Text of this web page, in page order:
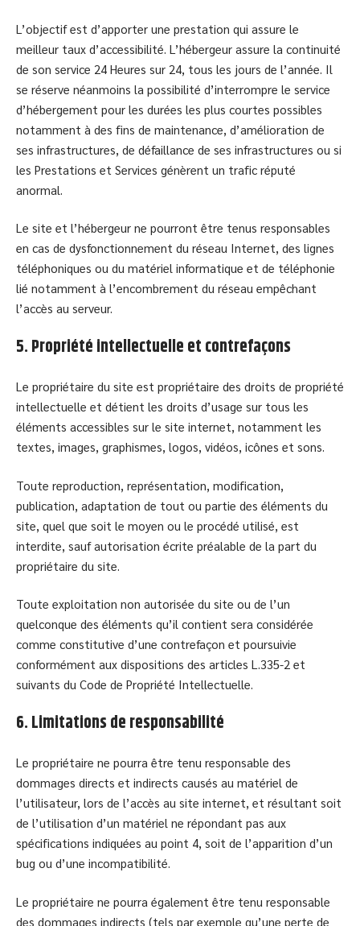
L’objectif est d’apporter une prestation qui assure le
meilleur taux d’accessibilité. L’hébergeur assure la continuité
de son service 24 Heures sur 24, tous les jours de l’année. Il
se réserve néanmoins la possibilité d’interrompre le service
d’hébergement pour les durées les plus courtes possibles
notamment à des fins de maintenance, d’amélioration de
ses infrastructures, de défaillance de ses infrastructures ou si
les Prestations et Services génèrent un trafic réputé
anormal.
Le site et l’hébergeur ne pourront être tenus responsables
en cas de dysfonctionnement du réseau Internet, des lignes
téléphoniques ou du matériel informatique et de téléphonie
lié notamment à l’encombrement du réseau empêchant
l’accès au serveur.
5. Propriété intellectuelle et contrefaçons
Le propriétaire du site est propriétaire des droits de propriété
intellectuelle et détient les droits d’usage sur tous les
éléments accessibles sur le site internet, notamment les
textes, images, graphismes, logos, vidéos, icônes et sons.
Toute reproduction, représentation, modification,
publication, adaptation de tout ou partie des éléments du
site, quel que soit le moyen ou le procédé utilisé, est
interdite, sauf autorisation écrite préalable de la part du
propriétaire du site.
Toute exploitation non autorisée du site ou de l’un
quelconque des éléments qu’il contient sera considérée
comme constitutive d’une contrefaçon et poursuivie
conformément aux dispositions des articles L.335-2 et
suivants du Code de Propriété Intellectuelle.
6. Limitations de responsabilité
Le propriétaire ne pourra être tenu responsable des
dommages directs et indirects causés au matériel de
l’utilisateur, lors de l’accès au site internet, et résultant soit
de l’utilisation d’un matériel ne répondant pas aux
spécifications indiquées au point 4, soit de l’apparition d’un
bug ou d’une incompatibilité.
Le propriétaire ne pourra également être tenu responsable
des dommages indirects (tels par exemple qu’une perte de